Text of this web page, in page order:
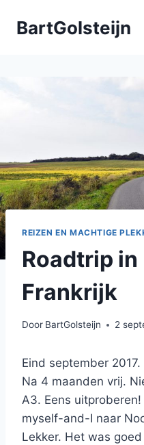
naarBartGolsteijn
REIZEN EN MACHTIGE
Roadtrip
Frankrijk
Door BartGolsteijn 2
Eind september
Na 4 maanden vrij.
A3. Eens
myself-and-I naar
Lekker. Het was